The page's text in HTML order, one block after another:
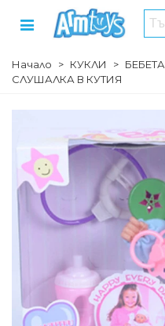
Начало > КУКЛИ > БЕБЕТА
СЛУШАЛКА В КУТИЯ